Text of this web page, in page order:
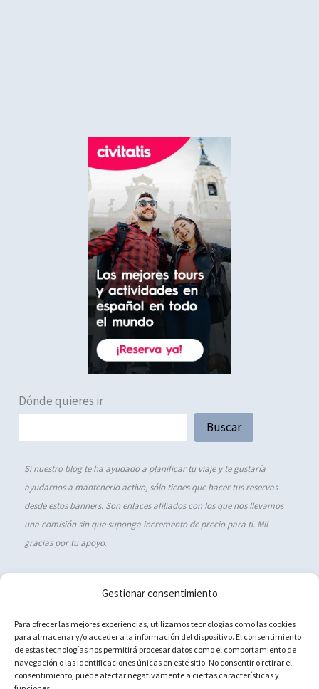
Gestionar consentimiento
Para ofrecer las mejores experiencias, utilizamos tecnologías como las cookies
para almacenar y/o acceder a la información del dispositivo. El consentimiento
de estas tecnologías nos permitirá procesar datos como el comportamiento de
navegación o las identificaciones únicas en este sitio. No consentir o retirar el
consentimiento, puede afectar negativamente a ciertas características y
Dónde quieres ir
Buscar
Si nuestro blog te ha ayudado a planificar tu viaje y te gustaría
ayudarnos a mantenerlo activo, sólo tienes que hacer tus reservas
desde estos banners. Son enlaces afiliados con los que nos llevamos
una comisión sin que suponga incremento de precio para ti. Mil
gracias por tu apoyo.
Política de cookies (UE)
Aviso Legal
Política de privacidad